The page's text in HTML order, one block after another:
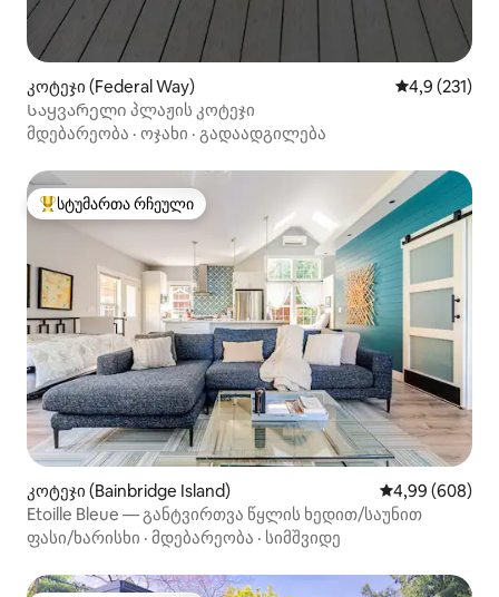
კოტეჯი (Federal Way) საშუალო
4,9 (231)
Საყვარელი პლაჟის კოტეჯი
მდებარეობა · ოჯახი · გადაადგილება
სტუმართა რჩეული მოწინავე ვარიანტი
სტუმართა რჩეული
კოტეჯი (Bainbridge Island) საშუალო
4,99 (608)
Etoille Bleue — განტვირთვა წყლის ხედით/საუნით
ფასი/ხარისხი · მდებარეობა · სიმშვიდე